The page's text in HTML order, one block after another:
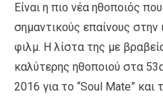
Είναι η πιο νέα ηθοποιός
σημαντικούς επαίνους στην
φιλμ. Η λίστα της με
καλύτερης ηθοποιού στα
2016 για το “Soul Mate” και